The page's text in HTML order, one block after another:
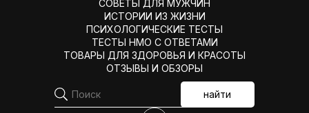
СОВЕТЫ ДЛЯ МУЖЧИН
ИСТОРИИ ИЗ ЖИЗНИ
ПСИХОЛОГИЧЕСКИЕ ТЕСТЫ
ТЕСТЫ НМО С ОТВЕТАМИ
ТОВАРЫ ДЛЯ ЗДОРОВЬЯ И КРАСОТЫ
ОТЗЫВЫ И ОБЗОРЫ
найти